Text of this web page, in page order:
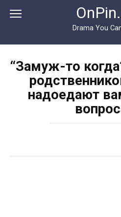
Drama You
“Замуж-то
надоедают